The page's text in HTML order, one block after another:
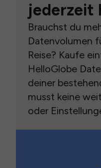
jederzeit
Brauchst du
Datenvolumen
Reise? Kaufe
HelloGlobe
deiner
musst keine
oder